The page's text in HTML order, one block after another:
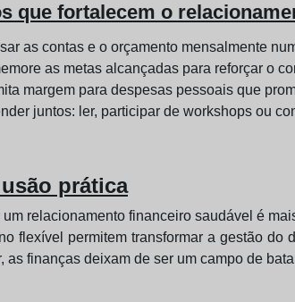
que fortalecem o
as contas e o orçamento mensalmente
as metas alcançadas para reforçar o
margem para despesas pessoais que
juntos: ler, participar de workshops ou
prática
relacionamento financeiro saudável é
flexível permitem transformar a gestão
as finanças deixam de ser um campo de